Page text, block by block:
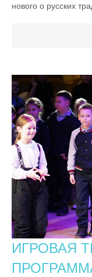
нового о русских
ИГРОВАЯ